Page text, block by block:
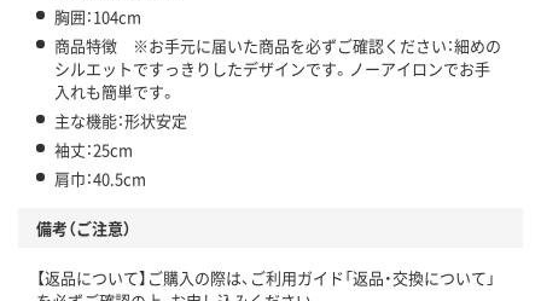
胸囲：104cm
商品特徴 ※お手元に届いた商品を必ずご確認ください：細めの
シルエットですっきりしたデザインです。ノーアイロンでお手
入れも簡単です。
主な機能：形状安定
袖丈：25cm
肩巾：40.5cm
備考（ご注意）
【返品について】ご購入の際は、ご利用ガイド「返品・交換について」